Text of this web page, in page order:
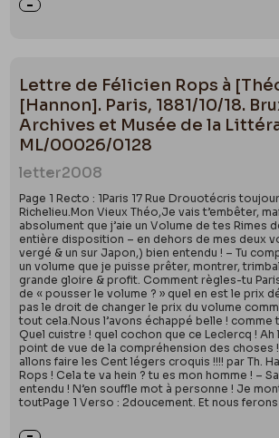
Lettre de Félicien Rops à
[Hannon]. Paris, 1881/10/18.
Archives et Musée de la
ML/00026/0128
letter2008
Page 1 Recto : 1Paris 17 Rue Drouotécris
Richelieu.Mon Vieux Théo,Je vais t’embêter,
absolument que j’aie un Volume de tes Rimes
entière disposition – en dehors de mes deux
vergé & un sur Japon,) bien entendu ! – Tu
un volume que je puisse prêter, montrer,
grande gloire & profit. Comment règles-tu
de « pousser le volume ? » quel en est le prix
pas le droit de changer le prix du volume
tout cela.Nous l’avons échappé belle ! comme
Quel cuistre ! quel cochon que ce Leclercq ! Ah
point de vue de la compréhension des choses
allons faire les Cent légers croquis !!!! par Th.
Rops ! Cela te va hein ? tu es mon homme ! –
entendu ! N’en souffle mot à personne ! Je
toutPage 1 Verso : 2doucement. Et nous ferons